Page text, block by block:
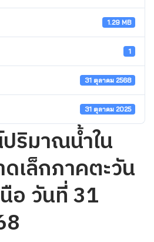
1.29 MB
1
31 ตุลาคม 2568
31 ตุลาคม 2025
ริมาณน้ำใน
เล็กภาคตะวัน
อ วันที่ 31